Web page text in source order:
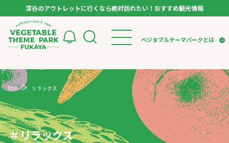
深谷のアウトレットに行くなら絶対訪れたい！おすすめ観光情報
ベジタブルテーマパークとは
検索
トップページ
モデルコース
スポット
イベント
ベジタブルテーマパークとは
VTPキャストミーティング
パートナー企業について
市長インタビュー
生産者インタビュー
アンバサダー
お役立ち情報
TOP リラックス
＃リラックス